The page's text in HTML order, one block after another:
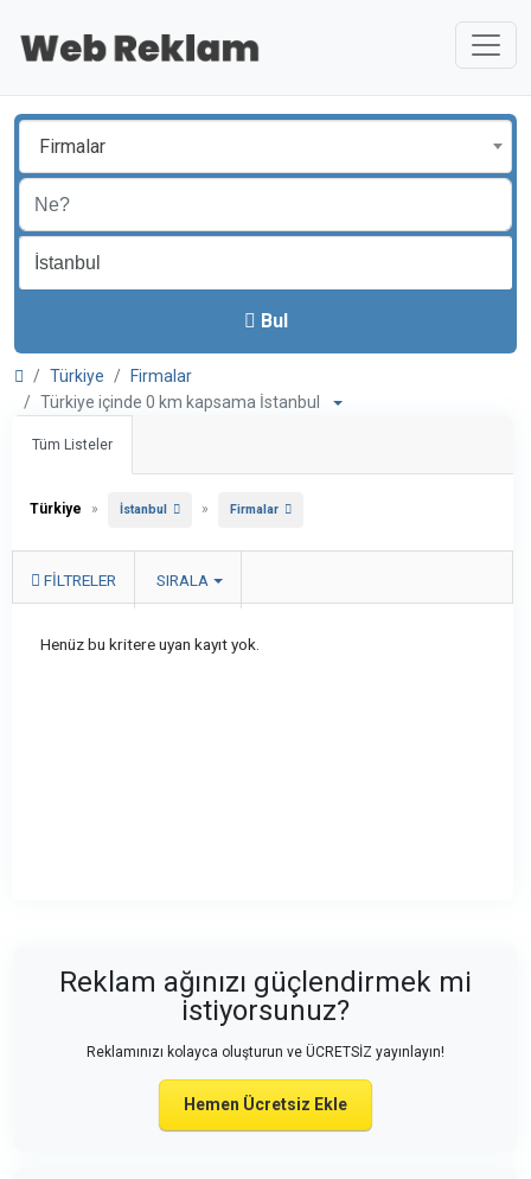
Firmalar
Bul
Türkiye
Firmalar
Türkiye içinde 0 km kapsama İstanbul
Tüm Listeler
Türkiye » İstanbul » Firmalar
FILTRELER SIRALA
Henüz bu kritere uyan kayıt yok.
Reklam ağınızı güçlendirmek mi
istiyorsunuz?
Reklamınızı kolayca oluşturun ve ÜCRETSİZ yayınlayın!
Hemen Ücretsiz Ekle